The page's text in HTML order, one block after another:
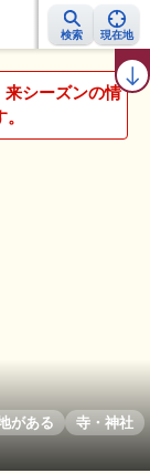
検索 現在地
名所ランキング
来シーズンの情
がある 寺・神社